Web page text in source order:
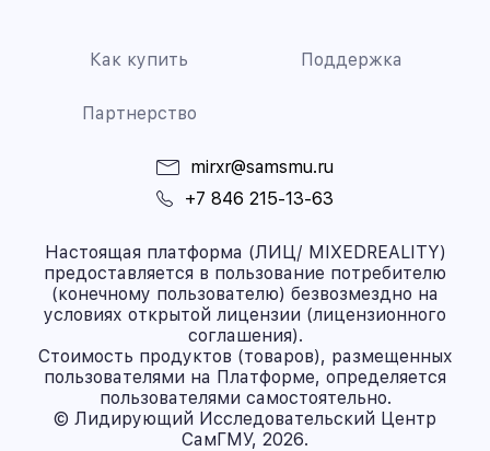
Как купить Поддержка
Партнерство
mirxr@samsmu.ru
+7 846 215-13-63
Настоящая платформа (ЛИЦ/ MIXEDREALITY)
предоставляется в пользование потребителю
(конечному пользователю) безвозмездно на
условиях открытой лицензии (лицензионного
соглашения).
Стоимость продуктов (товаров), размещенных
пользователями на Платформе, определяется
пользователями самостоятельно.
© Лидирующий Исследовательский Центр
СамГМУ, 2026.